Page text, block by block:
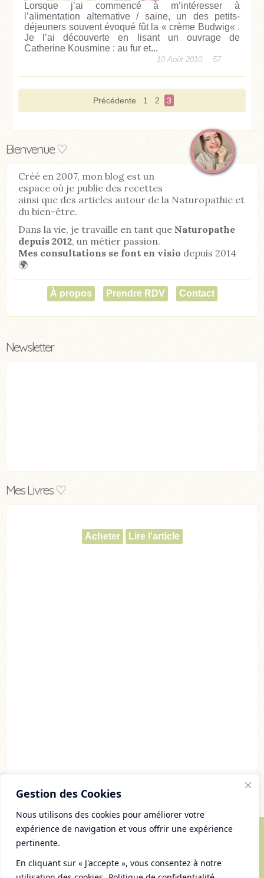
Gestion des Cookies
Nous utilisons des cookies pour améliorer votre
expérience de navigation et vous offrir une expérience
pertinente.
En cliquant sur « J'accepte », vous consentez à notre
Lorsque j’ai commencé à m’intéresser à
l’alimentation alternative / saine, un des petits-
déjeuners souvent évoqué fût la « crème Budwig« .
Je l’ai découverte en lisant un ouvrage de
Catherine Kousmine : au fur et...
10 Août 2010, 57
Précédente 1 2 3
Bienvenue ♡
Créé en 2007, mon blog est un
espace où je publie des recettes
ainsi que des articles autour de la Naturopathie et
du bien-être.
Dans la vie, je travaille en tant que Naturopathe
depuis 2012, un métier passion.
Mes consultations se font en visio depuis 2014
🌍
À propos Prendre RDV Contact
Newsletter
Mes Livres ♡
Tous droits réservés
Mentions Légales et gestion des cookies